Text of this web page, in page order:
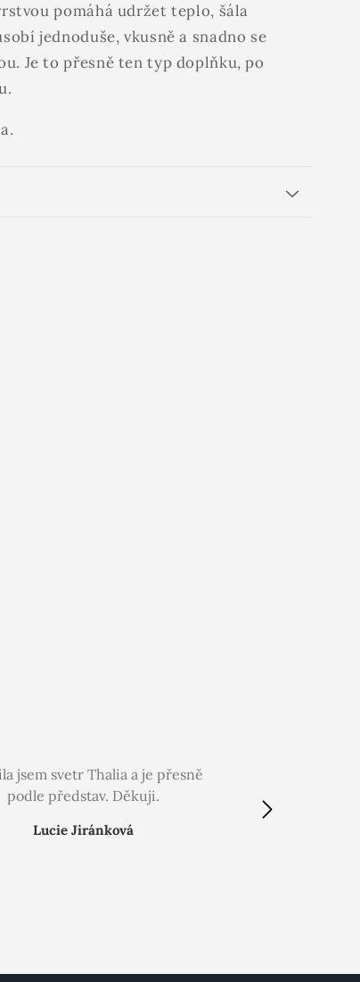
pomáhá udržet teplo, šála
jednoduše, vkusně a snadno se
Je to přesně ten typ doplňku, po
jsem svetr Thalia a je přesně
podle představ. Děkuji.
Lucie Jiránková